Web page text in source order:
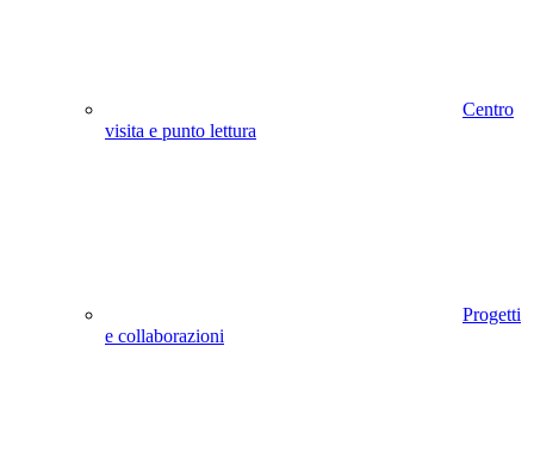
Centro
visita e punto lettura
Progetti
e collaborazioni